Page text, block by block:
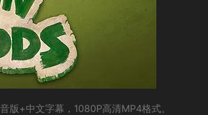
版+中文字幕，1080P高清MP4格式。